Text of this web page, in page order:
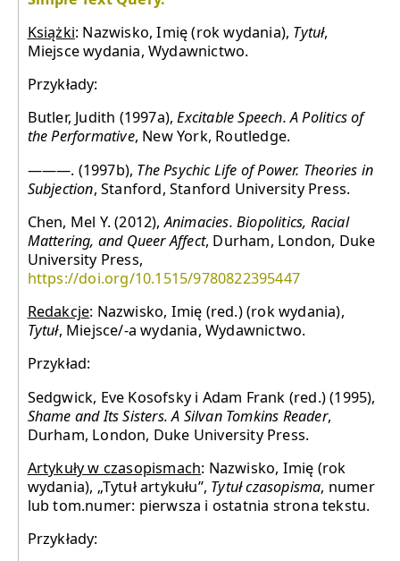
Książki: Nazwisko, Imię (rok wydania), Tytuł,
Miejsce wydania, Wydawnictwo.
Przykłady:
Butler, Judith (1997a),Excitable Speech. A Politics of
the Performative, New York, Routledge.
—―—. (1997b), The Psychic Life of Power. Theories in
Subjection, Stanford, Stanford University Press.
Chen, Mel Y. (2012),Animacies. Biopolitics, Racial
Mattering, and Queer Affect, Durham, London, Duke
University Press,
https://doi.org/10.1515/9780822395447
Redakcje: Nazwisko, Imię (red.) (rok wydania),
Tytuł, Miejsce/-a wydania, Wydawnictwo.
Przykład:
Sedgwick, Eve Kosofsky i Adam Frank (red.) (1995),
Shame and Its Sisters.A Silvan Tomkins Reader,
Durham, London, Duke University Press.
Artykuły w czasopismach: Nazwisko, Imię (rok
wydania), „Tytuł artykułu”, Tytuł czasopisma, numer
lub tom.numer: pierwsza i ostatnia strona tekstu.
Przykłady: